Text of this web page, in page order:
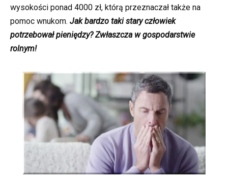
wysokości ponad 4000 zł, którą przeznaczał także na
pomoc wnukom. Jak bardzo taki stary człowiek
potrzebował pieniędzy? Zwłaszcza w gospodarstwie
rolnym!